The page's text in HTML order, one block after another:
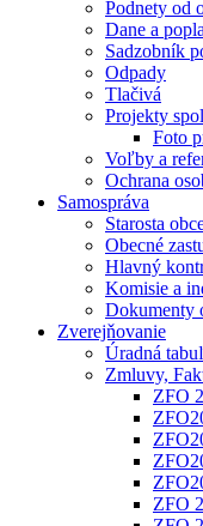
Podnety od
Dane a
Sadzobník
Odpady
Tlačivá
Projekty
Foto
Voľby a
Ochrana
Samospráva
Starosta
Obecné
Hlavný
Komisie a
Dokumenty
Zverejňovanie
Úradná
Zmluvy,
ZFO
ZFO